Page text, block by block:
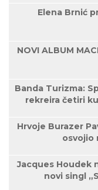
Elena Brnić
NOVI ALBUM
Banda Turizma:
rekreira četiri
Hrvoje Burazer
osvojio
Jacques Houdek
novi singl